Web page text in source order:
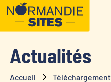
Actualités
Accueil Téléchargement